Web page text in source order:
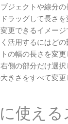
ジェクトや線分
ラッグして長さ
更できるイメージ
活用するにはど
の幅の長さを変
側の部分だけ選
きさをすべて変
使え